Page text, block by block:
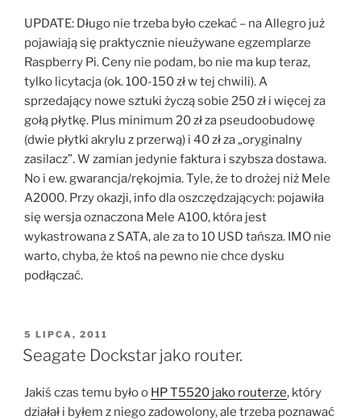
UPDATE: Długo nie trzeba było czekać – na Allegro już
pojawiają się praktycznie nieużywane egzemplarze
Raspberry Pi. Ceny nie podam, bo nie ma kup teraz,
tylko licytacja (ok. 100-150 zł w tej chwili). A
sprzedający nowe sztuki życzą sobie 250 zł i więcej za
gołą płytkę. Plus minimum 20 zł za pseudoobudowę
(dwie płytki akrylu z przerwą) i 40 zł za „oryginalny
zasilacz”. W zamian jedynie faktura i szybsza dostawa.
No i ew. gwarancja/rękojmia. Tyle, że to drożej niż Mele
A2000. Przy okazji, info dla oszczędzających: pojawiła
się wersja oznaczona Mele A100, która jest
wykastrowana z SATA, ale za to 10 USD tańsza. IMO nie
warto, chyba, że ktoś na pewno nie chce dysku
podłączać.
OPUBLIKOWANE
W
5 LIPCA, 2011
Seagate Dockstar jako router.
Jakiś czas temu było o HP T5520 jako routerze, który
działał i byłem z niego zadowolony, ale trzeba poznawać